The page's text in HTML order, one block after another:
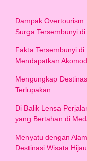
Dampak
Surga Tersembunyi
Fakta Tersembunyi
Mendapatkan
Mengungkap
Terlupakan
Di Balik Lensa
yang Bertahan di
Menyatu dengan
Destinasi Wisata